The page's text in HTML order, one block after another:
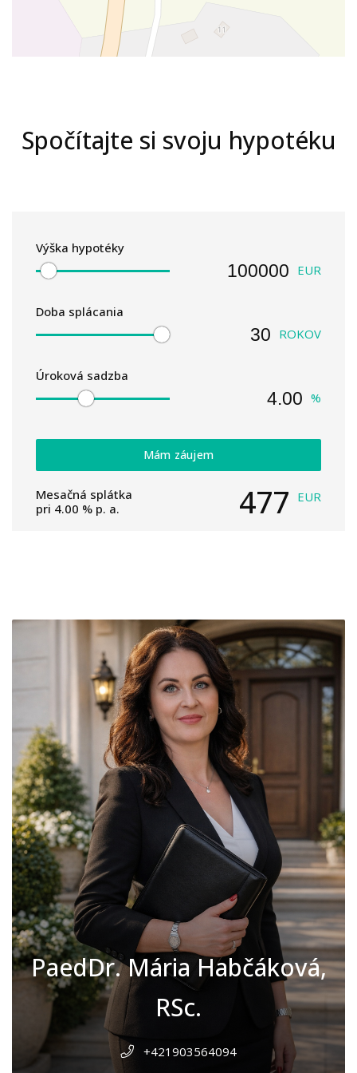
Spočítajte si svoju hypotéku
Výška hypotéky
EUR
Doba splácania
ROKOV
Úroková sadzba
%
Mám záujem
Mesačná splátka
pri 4.00 % p. a. 477 EUR
PaedDr. Mária Habčáková,
RSc.
+421903564094